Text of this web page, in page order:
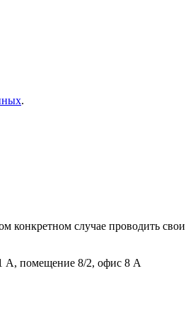
.
конкретном случае проводить свои
А, помещение 8/2, офис 8 А